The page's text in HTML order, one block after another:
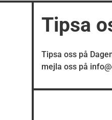
Tipsa
Tipsa oss på
mejla oss på